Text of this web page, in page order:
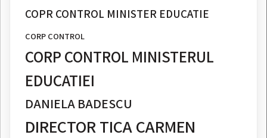
COPR CONTROL MINISTER EDUCATIE
CORP CONTROL
CORP CONTROL MINISTERUL
EDUCATIEI
DANIELA BADESCU
DIRECTOR TICA CARMEN